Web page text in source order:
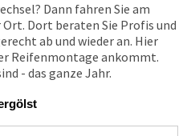
Dann fahren Sie am
Dort beraten Sie Profis und
ab und wieder an. Hier
Reifenmontage ankommt.
- das ganze Jahr.